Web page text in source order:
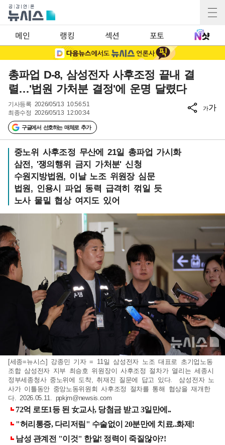
메인 랭킹 섹션 포토
총파업 D-8, 삼성전자 사후조정 끝내 결
렬…'법원 가처분 결정'에 운명 달렸다
기사등록 2026/05/13 10:56:51
최종수정 2026/05/13 12:00:34
구글에서 선호하는 매체로 추가
가가
중노위 사후조정 무산에 21일 총파업 가시화
삼전, '쟁의행위 금지 가처분' 신청
수원지방법원, 이날 노조 위원장 심문
법원, 인용시 파업 동력 급격히 꺾일 듯
노사 물밑 협상 여지도 있어
[세종=뉴시스] 강종민 기자 = 11일 삼성전자 노조 대표로 초기업노동
조합 삼성전자 지부 최승호 위원장이 사후조정 절차가 열리는 세종시
정부세종청사 중노위에 도착, 취재진 질문에 답고 있다. 삼성전자 노
사가 이틀동안 중앙노동위원회 사후조정 절차를 통해 협상을 재개한
다. 2026.05.11. ppkjm@newsis.com